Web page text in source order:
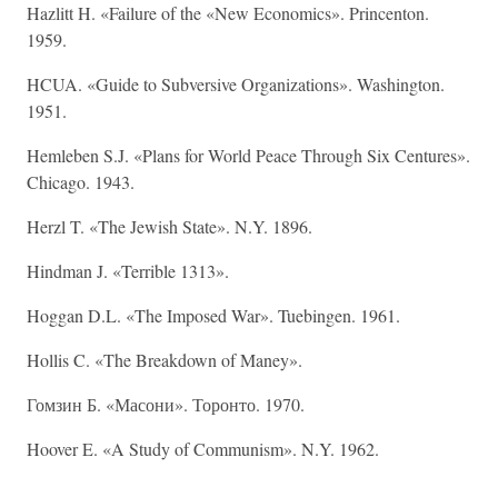
Hazlitt H. «Failure of the «New Economics». Princenton.
1959.
HCUA. «Guide to Subversive Organizations». Washington.
1951.
Hemleben S.J. «Plans for World Peace Through Six Centures».
Chicago. 1943.
Herzl T. «The Jewish State». N.Y. 1896.
Hindman J. «Terrible 1313».
Hoggan D.L. «The Imposed War». Tuebingen. 1961.
Hollis C. «The Breakdown of Maney».
Гомзин Б. «Масони». Торонто. 1970.
Hoover E. «A Study of Communism». N.Y. 1962.